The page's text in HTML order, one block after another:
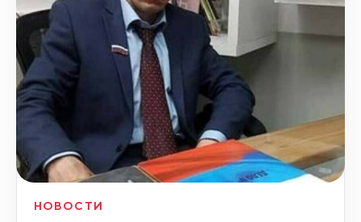
НОВОСТИ